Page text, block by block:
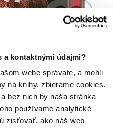
a kontaktnými údajmi?
webe správate, a mohli
na knihy, zbierame cookies.
bez nich by naša stránka
používame analytické
zisťovať, ako náš web
Aby ju zachránila, musí